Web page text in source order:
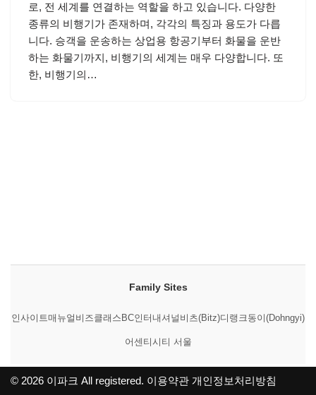
로, 전 세계를 연결하는 역할을 하고 있습니다. 다양한
종류의 비행기가 존재하며, 각각의 특징과 용도가 다릅
니다. 승객을 운송하는 상업용 항공기부터 화물을 운반
하는 화물기까지, 비행기의 세계는 매우 다양합니다. 또
한, 비행기의…
Family Sites
인사이트매뉴얼 비즈클래스 BC인터내셔널 비츠(Bitz)디랭크동이(Dohngyi)
어센티시티 서울
© 2026 이파크 All registered. 이용약관 개인정보처리방침